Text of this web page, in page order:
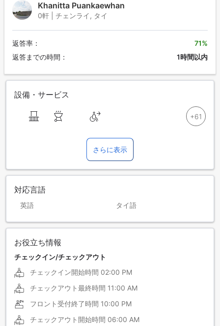
Khanitta Puankaewhan
0軒 | チェンライ, タイ
返答率：
返答までの時間：
71%
1時間以内
設備・サービス
さらに表示
対応言語
英語 タイ語
お役立ち情報
チェックイン/チェックアウト
チェックイン開始時間 02:00 PM
チェックアウト最終時間 11:00 AM
フロント受付終了時間 10:00 PM
チェックアウト開始時間 06:00 AM